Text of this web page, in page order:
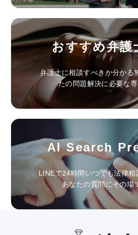
おすすめ弁護
弁護士に相談すべきか分かる
たの問題解決に必要な
AI Search
LINEで24時間いつでも法律
あなたの質問にその場